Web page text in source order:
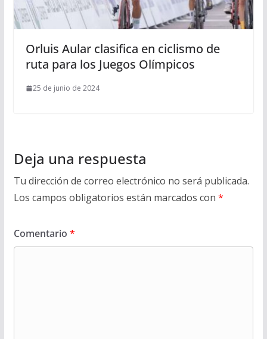
Orluis Aular clasifica en ciclismo de
ruta para los Juegos Olímpicos
25 de junio de 2024
Deja una respuesta
Tu dirección de correo electrónico no será publicada.
Los campos obligatorios están marcados con *
Comentario *